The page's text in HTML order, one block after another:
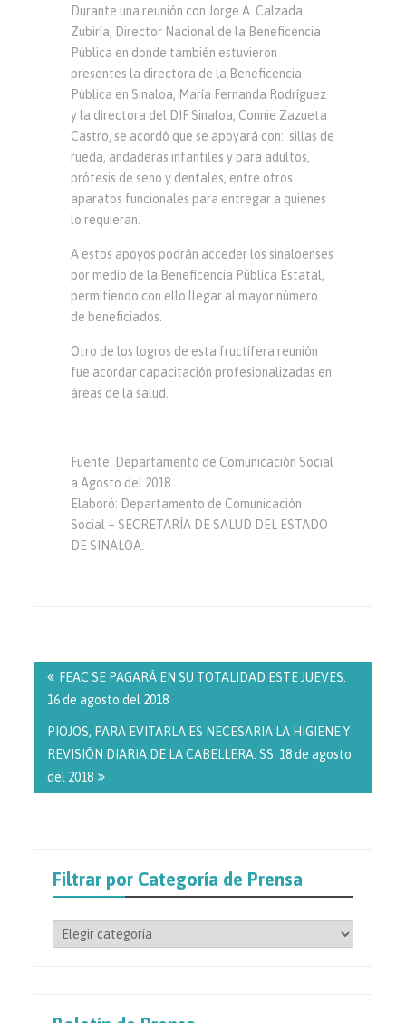
Durante una reunión con Jorge A. Calzada
Zubiría, Director Nacional de la Beneficencia
Pública en donde también estuvieron
presentes la directora de la Beneficencia
Pública en Sinaloa, María Fernanda Rodríguez
y la directora del DIF Sinaloa, Connie Zazueta
Castro, se acordó que se apoyará con: sillas de
rueda, andaderas infantiles y para adultos,
prótesis de seno y dentales, entre otros
aparatos funcionales para entregar a quienes
lo requieran.
A estos apoyos podrán acceder los sinaloenses
por medio de la Beneficencia Pública Estatal,
permitiendo con ello llegar al mayor número
de beneficiados.
Otro de los logros de esta fructífera reunión
fue acordar capacitación profesionalizadas en
áreas de la salud.
Fuente: Departamento de Comunicación Social
a Agosto del 2018
Elaboró: Departamento de Comunicación
Social – SECRETARÍA DE SALUD DEL ESTADO
DE SINALOA.
de
entradas
FEAC SE PAGARÁ EN SU TOTALIDAD ESTE JUEVES.
16 de agosto del 2018
PIOJOS, PARA EVITARLA ES NECESARIA LA HIGIENE Y
REVISIÓN DIARIA DE LA CABELLERA: SS. 18 de agosto
del 2018
Filtrar por Categoría de Prensa
Filtrar